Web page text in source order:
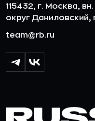
115432, г. Москва,
округ Даниловский,
team@rb.ru